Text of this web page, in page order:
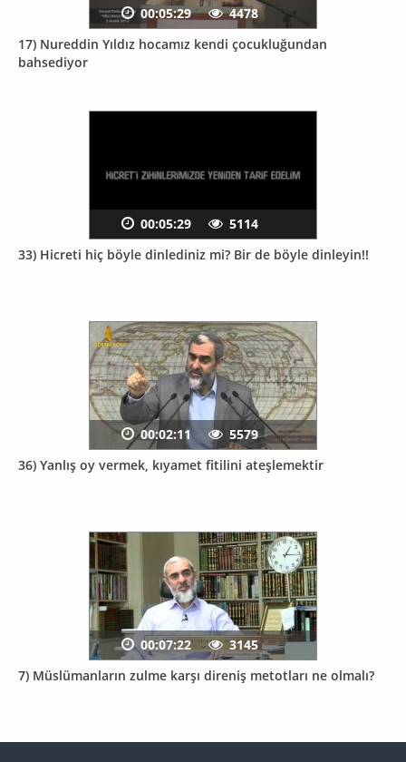
17) Nureddin Yıldız hocamız kendi çocukluğundan
bahsediyor
00:05:29 4478
33) Hicreti hiç böyle dinlediniz mi? Bir de böyle dinleyin!!
00:05:29 5114
36) Yanlış oy vermek, kıyamet fitilini ateşlemektir
00:02:11 5579
7) Müslümanların zulme karşı direniş metotları ne olmalı?
00:07:22 3145